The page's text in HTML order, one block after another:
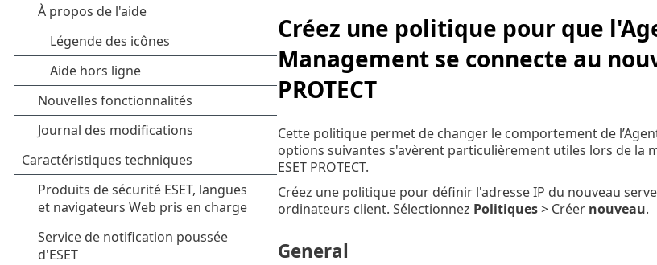
Créez une politique pour que
Management se connecte au
PROTECT
Cette politique permet de changer le comportement de
options suivantes s'avèrent particulièrement utiles lors de
ESET PROTECT.
Créez une politique pour définir l'adresse IP du nouveau
ordinateurs client. Sélectionnez Politiques> Créer nouveau.
General